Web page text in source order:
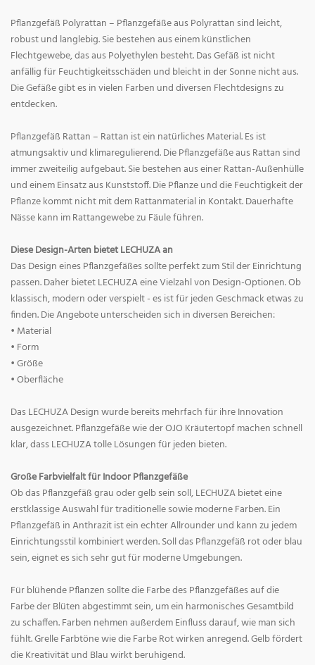
Pflanzgefäß Polyrattan – Pflanzgefäße aus Polyrattan sind leicht,
robust und langlebig. Sie bestehen aus einem künstlichen
Flechtgewebe, das aus Polyethylen besteht. Das Gefäß ist nicht
anfällig für Feuchtigkeitsschäden und bleicht in der Sonne nicht aus.
Die Gefäße gibt es in vielen Farben und diversen Flechtdesigns zu
entdecken.
Pflanzgefäß Rattan – Rattan ist ein natürliches Material. Es ist
atmungsaktiv und klimaregulierend. Die Pflanzgefäße aus Rattan sind
immer zweiteilig aufgebaut. Sie bestehen aus einer Rattan-Außenhülle
und einem Einsatz aus Kunststoff. Die Pflanze und die Feuchtigkeit der
Pflanze kommt nicht mit dem Rattanmaterial in Kontakt. Dauerhafte
Nässe kann im Rattangewebe zu Fäule führen.
Diese Design-Arten bietet LECHUZA an
Das Design eines Pflanzgefäßes sollte perfekt zum Stil der Einrichtung
passen. Daher bietet LECHUZA eine Vielzahl von Design-Optionen. Ob
klassisch, modern oder verspielt - es ist für jeden Geschmack etwas zu
finden. Die Angebote unterscheiden sich in diversen Bereichen:
• Material
• Form
• Größe
• Oberfläche
Das LECHUZA Design wurde bereits mehrfach für ihre Innovation
ausgezeichnet. Pflanzgefäße wie der OJO Kräutertopf machen schnell
klar, dass LECHUZA tolle Lösungen für jeden bieten.
Große Farbvielfalt für Indoor Pflanzgefäße
Ob das Pflanzgefäß grau oder gelb sein soll, LECHUZA bietet eine
erstklassige Auswahl für traditionelle sowie moderne Farben. Ein
Pflanzgefäß in Anthrazit ist ein echter Allrounder und kann zu jedem
Einrichtungsstil kombiniert werden. Soll das Pflanzgefäß rot oder blau
sein, eignet es sich sehr gut für moderne Umgebungen.
Für blühende Pflanzen sollte die Farbe des Pflanzgefäßes auf die
Farbe der Blüten abgestimmt sein, um ein harmonisches Gesamtbild
zu schaffen. Farben nehmen außerdem Einfluss darauf, wie man sich
fühlt. Grelle Farbtöne wie die Farbe Rot wirken anregend. Gelb fördert
die Kreativität und Blau wirkt beruhigend.